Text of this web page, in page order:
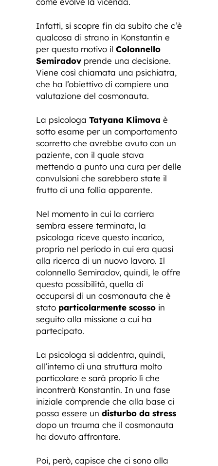
Infatti, si scopre fin da subito che c’è
qualcosa di strano in Konstantin e
per questo motivo il Colonnello
Semiradov prende una decisione.
Viene così chiamata una psichiatra,
che ha l’obiettivo di compiere una
valutazione del cosmonauta.
La psicologa Tatyana Klimova è
sotto esame per un comportamento
scorretto che avrebbe avuto con un
paziente, con il quale stava
mettendo a punto una cura per delle
convulsioni che sarebbero state il
frutto di una follia apparente.
Nel momento in cui la carriera
sembra essere terminata, la
psicologa riceve questo incarico,
proprio nel periodo in cui era quasi
alla ricerca di un nuovo lavoro. Il
colonnello Semiradov, quindi, le offre
questa possibilità, quella di
occuparsi di un cosmonauta che è
stato particolarmente scosso in
seguito alla missione a cui ha
partecipato.
La psicologa si addentra, quindi,
all’interno di una struttura molto
particolare e sarà proprio lì che
incontrerà Konstantin. In una fase
iniziale comprende che alla base ci
possa essere un disturbo da stress
dopo un trauma che il cosmonauta
ha dovuto affrontare.
Poi, però, capisce che ci sono alla